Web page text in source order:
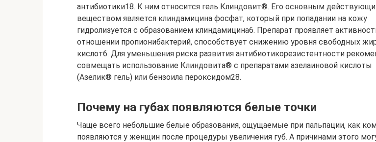
антибиотики18. К ним относится гель Клиндовит®. Его основным
веществом является клиндамицина фосфат, который при попадании на кожу
гидролизуется с образованием клиндамицина6. Препарат проявляет
отношении пропионибактерий, способствует снижению уровня свободных
кислот6. Для уменьшения риска развития антибиотикорезистентности
совмещать использование Клиндовита® с препаратами азелаиновой кислоты
(Азелик® гель) или бензоила пероксидом28.
Почему на губах появляются белые точки
Чаще всего небольшие белые образования, ощущаемые при пальпации, как
появляются у женщин после процедуры увеличения губ. А причинами этого